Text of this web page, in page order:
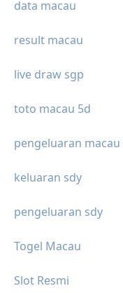
data macau
result macau
live draw sgp
toto macau 5d
pengeluaran macau
keluaran sdy
pengeluaran sdy
Togel Macau
Slot Resmi